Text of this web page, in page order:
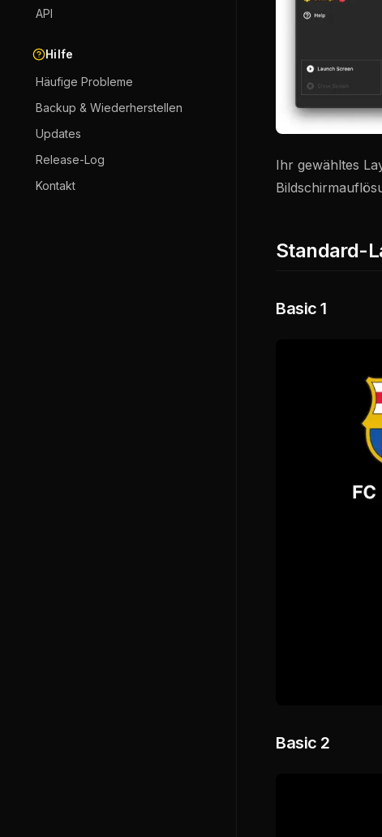
API
Hilfe
Häufige Probleme
Backup & Wiederherstellen
Updates
Release-Log
Kontakt
Ihr gewähltes
Standard-
Basic 1
Basic 2